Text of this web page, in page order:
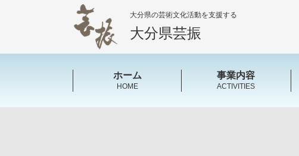
大分県の芸術文化活動を支援する
大分県芸振
ホーム
HOME
事業内容
ACTIVITIES